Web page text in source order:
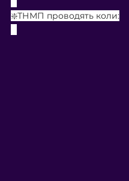
❇️ТНМП проводять коли: